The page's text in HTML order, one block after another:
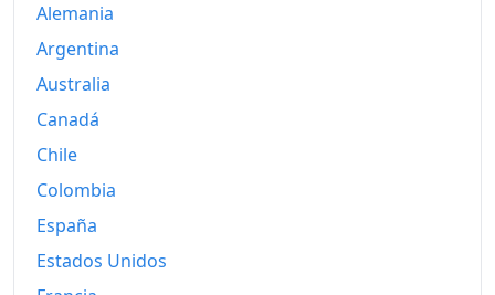
2003
2004
2005
2006
2008
Alemania
Argentina
Australia
Canadá
Chile
Colombia
España
Estados Unidos